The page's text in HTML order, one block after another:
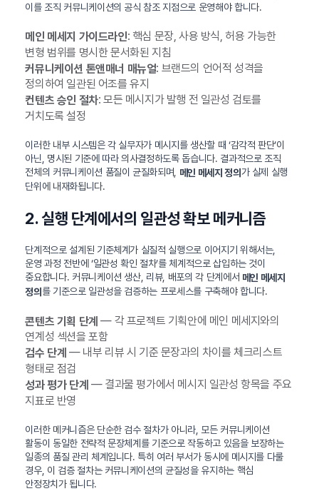
이를 조직 커뮤니케이션의 공식 참조 지점으로 운영해야 합니다.
메인 메세지 가이드라인: 핵심 문장, 사용 방식, 허용 가능한
변형 범위를 명시한 문서화된 지침
커뮤니케이션 톤앤매너 매뉴얼: 브랜드의 언어적 성격을
정의하여 일관된 어조를 유지
컨텐츠 승인 절차: 모든 메시지가 발행 전 일관성 검토를
거치도록 설정
이러한 내부 시스템은 각 실무자가 메시지를 생산할 때 ‘감각적 판단’이
아닌, 명시된 기준에 따라 의사결정하도록 돕습니다. 결과적으로 조직
전체의 커뮤니케이션 품질이 균질화되며, 메인 메세지 정의가 실제 실행
단위에 내재화됩니다.
2. 실행 단계에서의 일관성 확보 메커니즘
단계적으로 설계된 기준체계가 실질적 실행으로 이어지기 위해서는,
운영 과정 전반에 ‘일관성 확인 절차’를 체계적으로 삽입하는 것이
중요합니다. 커뮤니케이션 생산, 리뷰, 배포의 각 단계에서 메인 메세지
정의를 기준으로 일관성을 검증하는 프로세스를 구축해야 합니다.
콘텐츠 기획 단계 — 각 프로젝트 기획안에 메인 메세지와의
연계성 섹션을 포함
검수 단계 — 내부 리뷰 시 기준 문장과의 차이를 체크리스트
형태로 점검
성과 평가 단계 — 결과물 평가에서 메시지 일관성 항목을 주요
지표로 반영
이러한 메커니즘은 단순한 검수 절차가 아니라, 모든 커뮤니케이션
활동이 동일한 전략적 문장체계를 기준으로 작동하고 있음을 보장하는
일종의 품질 관리 체계입니다. 특히 여러 부서가 동시에 메시지를 다룰
경우, 이 검증 절차는 커뮤니케이션의 균질성을 유지하는 핵심
안정장치가 됩니다.